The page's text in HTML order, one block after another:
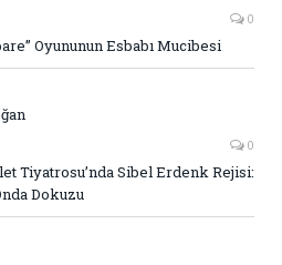
0
Oyununun Esbabı Mucibesi
0
Tiyatrosu’nda Sibel Erdenk Rejisi:
Dokuzu